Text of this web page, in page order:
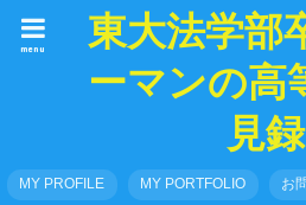
東大法学部
ーマンの高
見録
menu
MY PROFILE MY PORTFOLIO お